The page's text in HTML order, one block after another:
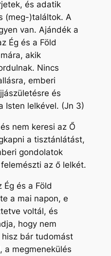
és adatik
(meg-)találtok. A
van. Ajándék a
Ég és a Föld
akik
Nincs
emberi
és
Isten lelkével. (Jn 3)
nem keresi az Ő
a tisztánlátást,
gondolatok
az ő lelkét.
Ég és a Föld
a mai napon, e
voltál, és
hogy nem
bár tudomást
a megmenekülés